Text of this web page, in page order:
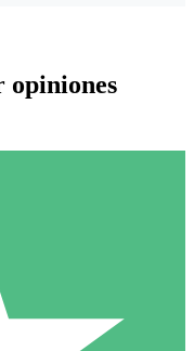
Sin compromiso
opiniones